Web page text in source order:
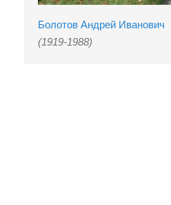
Болотов Андрей Иванович
(1919-1988)